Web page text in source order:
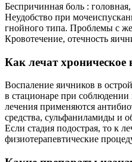
Беспричинная боль :
Неудобство при
гнойного типа. Проблемы с
Кровотечение, отечность
Как лечат хроническое
Воспаление яичников в
в стационаре при
лечения применяются
средства, сульфаниламиды и
Если стадия подострая, то к
физиотерапевтические